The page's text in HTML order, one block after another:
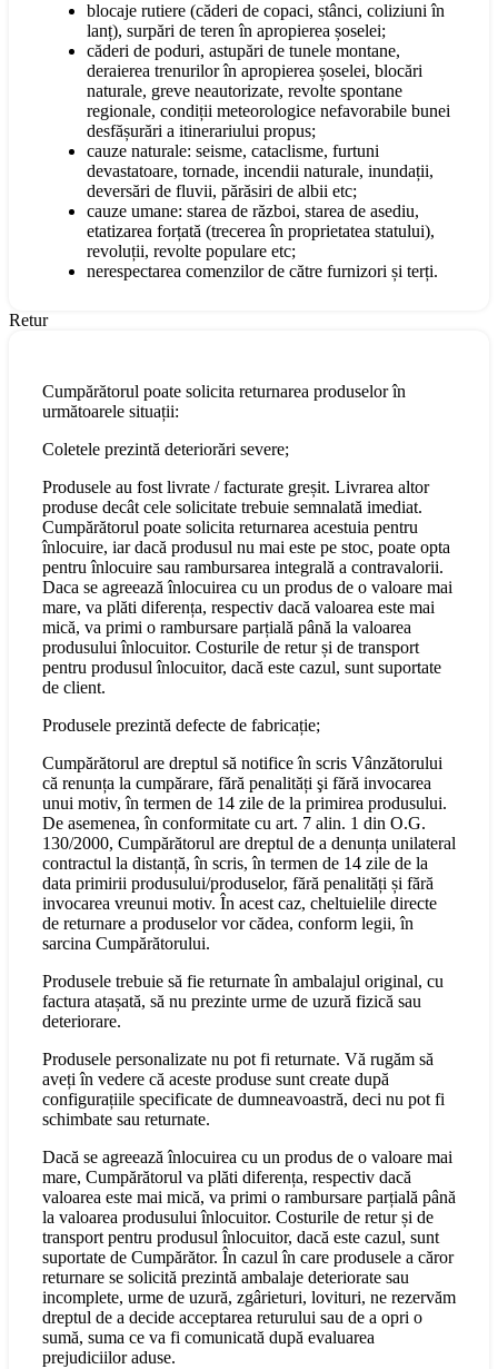
blocaje rutiere (căderi de copaci, stânci, coliziuni în
lanț), surpări de teren în apropierea șoselei;
căderi de poduri, astupări de tunele montane,
deraierea trenurilor în apropierea șoselei, blocări
naturale, greve neautorizate, revolte spontane
regionale, condiții meteorologice nefavorabile bunei
desfășurări a itinerariului propus;
cauze naturale: seisme, cataclisme, furtuni
devastatoare, tornade, incendii naturale, inundații,
deversări de fluvii, părăsiri de albii etc;
cauze umane: starea de război, starea de asediu,
etatizarea forțată (trecerea în proprietatea statului),
revoluții, revolte populare etc;
nerespectarea comenzilor de către furnizori și terți.
Retur
Cumpărătorul poate solicita returnarea produselor în
următoarele situații:
Coletele prezintă deteriorări severe;
Produsele au fost livrate / facturate greșit. Livrarea altor
produse decât cele solicitate trebuie semnalată imediat.
Cumpărătorul poate solicita returnarea acestuia pentru
înlocuire, iar dacă produsul nu mai este pe stoc, poate opta
pentru înlocuire sau rambursarea integrală a contravalorii.
Daca se agreează înlocuirea cu un produs de o valoare mai
mare, va plăti diferența, respectiv dacă valoarea este mai
mică, va primi o rambursare parțială până la valoarea
produsului înlocuitor. Costurile de retur și de transport
pentru produsul înlocuitor, dacă este cazul, sunt suportate
de client.
Produsele prezintă defecte de fabricație;
Cumpărătorul are dreptul să notifice în scris Vânzătorului
că renunța la cumpărare, fără penalități şi fără invocarea
unui motiv, în termen de 14 zile de la primirea produsului.
De asemenea, în conformitate cu art. 7 alin. 1 din O.G.
130/2000, Cumpărătorul are dreptul de a denunța unilateral
contractul la distanță, în scris, în termen de 14 zile de la
data primirii produsului/produselor, fără penalități și fără
invocarea vreunui motiv. În acest caz, cheltuielile directe
de returnare a produselor vor cădea, conform legii, în
sarcina Cumpărătorului.
Produsele trebuie să fie returnate în ambalajul original, cu
factura atașată, să nu prezinte urme de uzură fizică sau
deteriorare.
Produsele personalizate nu pot fi returnate. Vă rugăm să
aveți în vedere că aceste produse sunt create după
configurațiile specificate de dumneavoastră, deci nu pot fi
schimbate sau returnate.
Dacă se agreează înlocuirea cu un produs de o valoare mai
mare, Cumpărătorul va plăti diferența, respectiv dacă
valoarea este mai mică, va primi o rambursare parțială până
la valoarea produsului înlocuitor. Costurile de retur și de
transport pentru produsul înlocuitor, dacă este cazul, sunt
suportate de Cumpărător. În cazul în care produsele a căror
returnare se solicită prezintă ambalaje deteriorate sau
incomplete, urme de uzură, zgârieturi, lovituri, ne rezervăm
dreptul de a decide acceptarea returului sau de a opri o
sumă, suma ce va fi comunicată după evaluarea
prejudiciilor aduse.